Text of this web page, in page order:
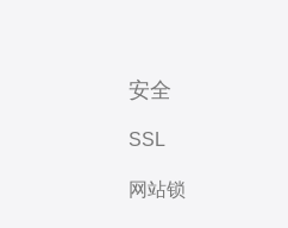
安全
SSL
网站锁